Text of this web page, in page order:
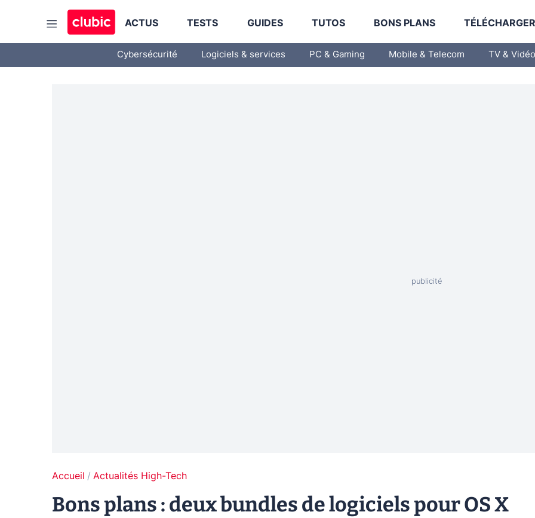
ACTUS TESTS GUIDES TUTOS BONS PLANS
Cybersécurité Logiciels & services PC & Gaming Mobile & Telecom TV & Vidéo
Accueil Actualités High-Tech
Bons plans : deux bundles de logiciels pour OS X